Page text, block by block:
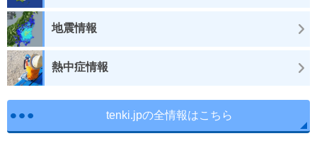
地震情報
熱中症情報
tenki.jpの全情報はこちら